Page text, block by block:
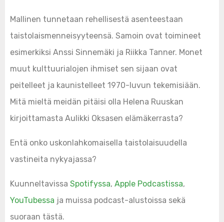
Mallinen tunnetaan rehellisestä asenteestaan
taistolaismenneisyyteensä. Samoin ovat toimineet
esimerkiksi Anssi Sinnemäki ja Riikka Tanner. Monet
muut kulttuurialojen ihmiset sen sijaan ovat
peitelleet ja kaunistelleet 1970-luvun tekemisiään.
Mitä mieltä meidän pitäisi olla Helena Ruuskan
kirjoittamasta Aulikki Oksasen elämäkerrasta?
Entä onko uskonlahkomaisella taistolaisuudella
vastineita nykyajassa?
Kuunneltavissa Spotifyssa, Apple Podcastissa,
YouTubessa ja muissa podcast-alustoissa sekä
suoraan tästä.